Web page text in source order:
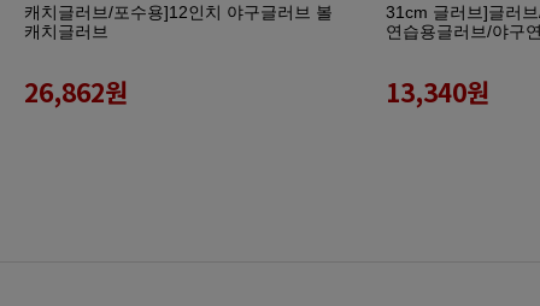
캐치글러브/포수용]12인치 야구글러브 볼
캐치글러브
26,862원
31cm 글러브]글러
연습용글러브/야구
13,340원